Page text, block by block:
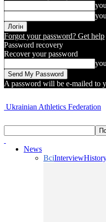
Forgot your password? Get help
Password recovery
Recover your password
A password will be e-mailed to
Ukrainian Athletics Federation
News
ВсіInterview